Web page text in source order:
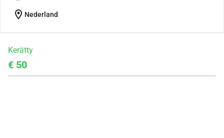
location_on Nederland
Kerätty
€ 50